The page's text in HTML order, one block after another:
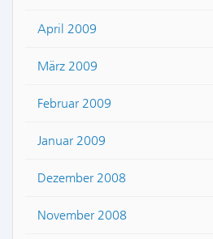
April 2009
März 2009
Februar 2009
Januar 2009
Dezember 2008
November 2008